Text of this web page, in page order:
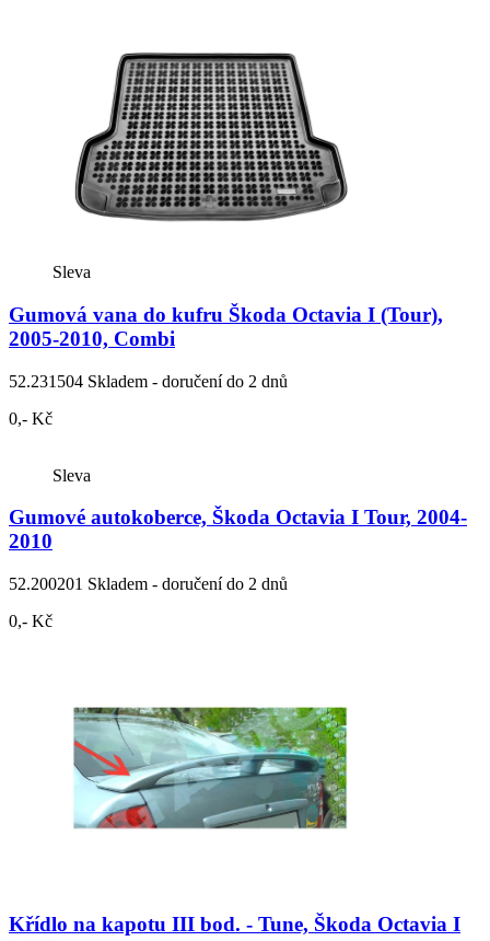
Sleva
Gumová vana do kufru Škoda Octavia I (Tour),
2005-2010, Combi
52.231504 Skladem - doručení do 2 dnů
0,- Kč
Sleva
Gumové autokoberce, Škoda Octavia I Tour, 2004-
2010
52.200201 Skladem - doručení do 2 dnů
0,- Kč
Křídlo na kapotu III bod. - Tune, Škoda Octavia I